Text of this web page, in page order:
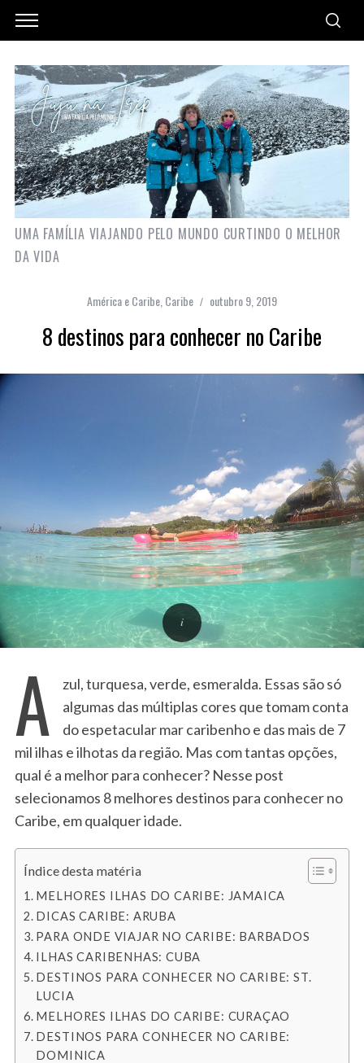
UMA FAMÍLIA VIAJANDO PELO MUNDO CURTINDO O MELHOR
DA VIDA
América e Caribe,Caribe outubro 9, 2019
8 destinos para conhecer no Caribe
A
zul, turquesa, verde, esmeralda. Essas são só
algumas das múltiplas cores que tomam conta
do espetacular mar caribenho e das mais de 7
mil ilhas e ilhotas da região. Mas com tantas opções,
qual é a melhor para conhecer? Nesse post
selecionamos 8 melhores destinos para conhecer no
Caribe, em qualquer idade.
Índice desta matéria
MELHORES ILHAS DO CARIBE: JAMAICA
DICAS CARIBE: ARUBA
PARA ONDE VIAJAR NO CARIBE: BARBADOS
ILHAS CARIBENHAS: CUBA
DESTINOS PARA CONHECER NO CARIBE: ST.
LUCIA
MELHORES ILHAS DO CARIBE: CURAÇAO
DESTINOS PARA CONHECER NO CARIBE:
DOMINICA